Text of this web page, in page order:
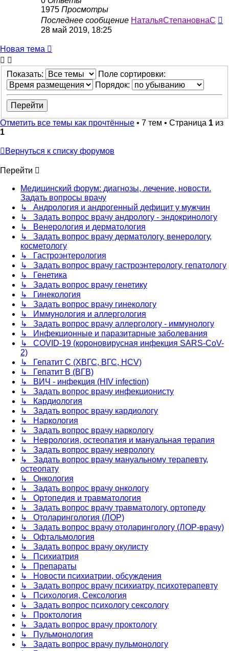
1975 Просмотры
Последнее сообщение НатальяСтепановнаС
28 май 2019, 18:25
Новая тема
Показать:
Поле сортировки:
Порядок:
Отметить все темы как прочтённые • 7 тем • Страница 1 из
1
Вернуться к списку форумов
Перейти
Медицинский форум: диагнозы, лечение, новости.
Задать вопросы врачу
↳ Андрология и андрогенный дефицит у мужчин
↳ Задать вопрос врачу андрологу - эндокринологу
↳ Венерология и дерматология
↳ Задать вопрос врачу дерматологу, венерологу,
косметологу
↳ Гастроэнтерология
↳ Задать вопрос врачу гастроэнтерологу, гепатологу
↳ Генетика
↳ Задать вопрос врачу генетику
↳ Гинекология
↳ Задать вопрос врачу гинекологу
↳ Иммунология и аллергология
↳ Задать вопрос врачу аллергологу - иммунологу
↳ Инфекционные и паразитарные заболевания
↳ COVID-19 (короновирусная инфекция SARS-CoV-
2)
↳ Гепатит C (ХВГС, ВГС, HCV)
↳ Гепатит B (ВГВ)
↳ ВИЧ - инфекция (HIV infection)
↳ Задать вопрос врачу инфекционисту
↳ Кардиология
↳ Задать вопрос врачу кардиологу
↳ Наркология
↳ Задать вопрос врачу наркологу
↳ Неврология, остеопатия и мануальная терапия
↳ Задать вопрос врачу неврологу
↳ Задать вопрос врачу мануальному терапевту,
остеопату
↳ Онкология
↳ Задать вопрос врачу онкологу
↳ Ортопедия и травматология
↳ Задать вопрос врачу травматологу, ортопеду
↳ Отоларингология (ЛОР)
↳ Задать вопрос врачу отоларингологу (ЛОР-врачу)
↳ Офтальмология
↳ Задать вопрос врачу окулисту
↳ Психиатрия
↳ Препараты
↳ Новости психиатрии, обсуждения
↳ Задать вопрос врачу психиатру, психотерапевту
↳ Психология, Сексология
↳ Задать вопрос психологу сексологу
↳ Проктология
↳ Задать вопрос врачу проктологу
↳ Пульмонология
↳ Задать вопрос врачу пульмонологу